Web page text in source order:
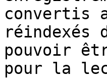
convertis
réindexés
pouvoir
pour la